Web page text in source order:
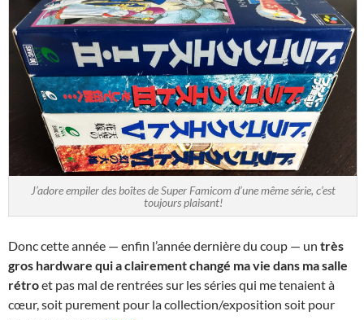
J’adore empiler des boîtes de Super Famicom d’une même série, c’est
toujours plaisant!
Donc cette année — enfin l’année dernière du coup — un très
gros hardware qui a clairement changé ma vie dans ma salle
rétroet pas mal de rentrées sur les séries qui me tenaient à
cœur, soit purement pour la collection/exposition soit pour